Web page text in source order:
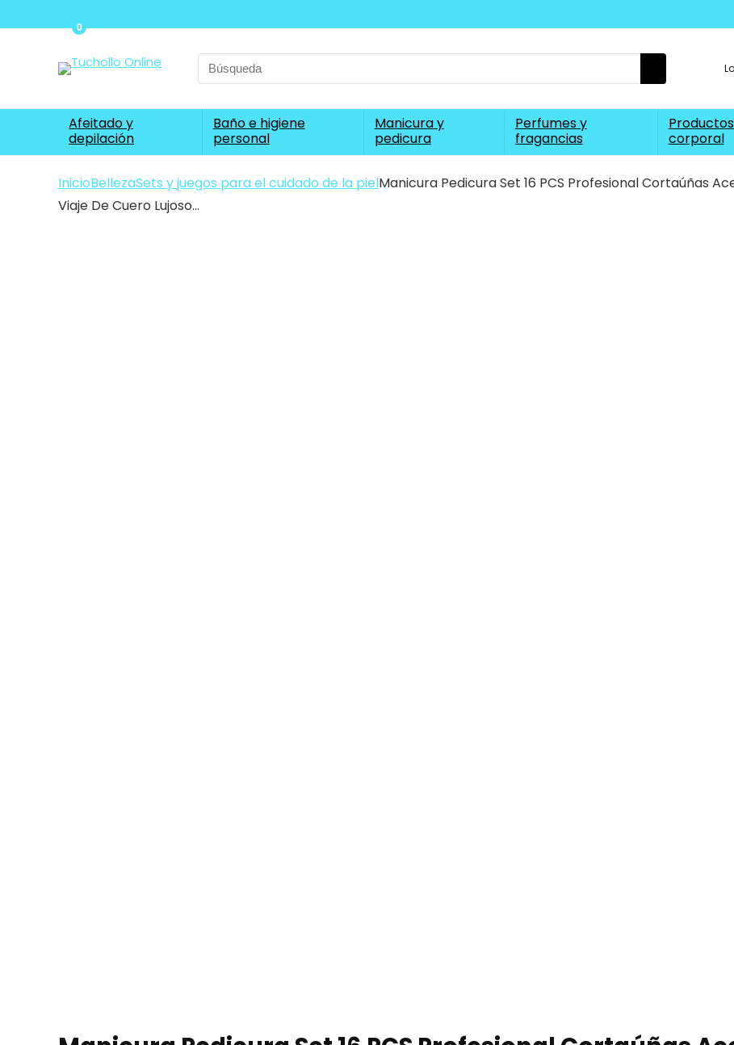
Search
for:
0
Afeitado y
depilación
Baño e higiene
personal
Manicura y
pedicura
Perfumes y
fragancias
corporal
InicioBellezaSets y juegos para el cuidado de la pielManicura Pedicura Set 16 PCS Profesional Cortaúñas
Viaje De Cuero Lujoso…